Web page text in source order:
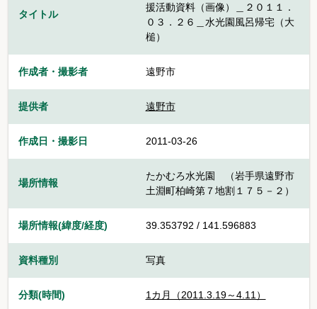
タイトル
援活動資料（画像）＿２０１１．
０３．２６＿水光園風呂帰宅（大
槌）
作成者・撮影者 遠野市
提供者 遠野市
作成日・撮影日 2011-03-26
場所情報
たかむろ水光園 （岩手県遠野市
土淵町柏崎第７地割１７５－２）
場所情報(緯度/経度) 39.353792 / 141.596883
資料種別 写真
分類(時間) 1カ月（2011.3.19～4.11）